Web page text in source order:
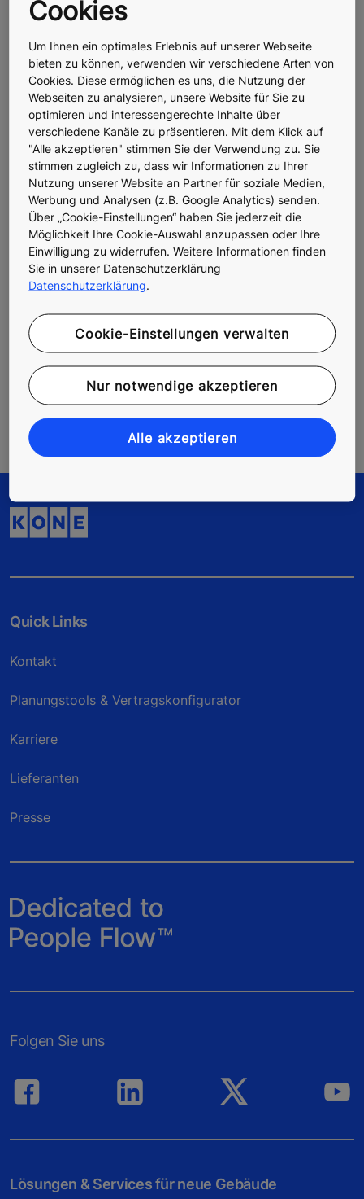
Pressekontakt und
Informationen
Presse- und Medienkontakt
Über KONE
Media Portal
Quick Links
Kontakt
Planungstools & Vertragskonfigurator
Karriere
Lieferanten
Presse
Folgen Sie uns
Lösungen & Services für neue Gebäude
Cookies
Um Ihnen ein optimales Erlebnis auf unserer Webseite
bieten zu können, verwenden wir verschiedene Arten von
Cookies. Diese ermöglichen es uns, die Nutzung der
Webseiten zu analysieren, unsere Website für Sie zu
optimieren und interessengerechte Inhalte über
verschiedene Kanäle zu präsentieren. Mit dem Klick auf
"Alle akzeptieren" stimmen Sie der Verwendung zu. Sie
stimmen zugleich zu, dass wir Informationen zu Ihrer
Nutzung unserer Website an Partner für soziale Medien,
Werbung und Analysen (z.B. Google Analytics) senden.
Über „Cookie-Einstellungen“ haben Sie jederzeit die
Möglichkeit Ihre Cookie-Auswahl anzupassen oder Ihre
Einwilligung zu widerrufen. Weitere Informationen finden
Sie in unserer Datenschutzerklärung
Datenschutzerklärung
Cookie-Einstellungen verwalten
Nur notwendige akzeptieren
Alle akzeptieren